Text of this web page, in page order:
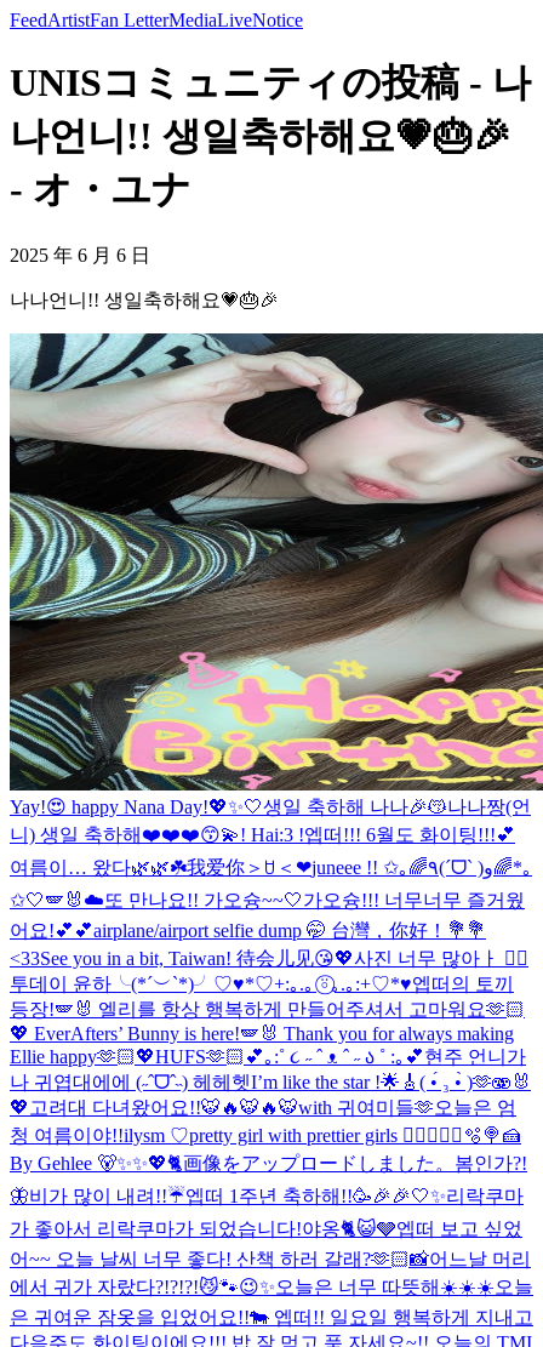
FeedArtistFan LetterMediaLiveNotice
UNISコミュニティの投稿 - 나
나언니!! 생일축하해요💗🎂🎉
- オ・ユナ
2025 年 6 月 6 日
나나언니!! 생일축하해요💗🎂🎉
Yay!😍 happy Nana Day!💖✨🤍생일 축하해 나나🎉😽나나짱(언
니) 생일 축하해❤️❤️❤️😙💫! Hai:3 !엡떠!!! 6월도 화이팅!!!💕
여름이… 왔다🌿🌿☘️我爱你＞ꇴ＜❤︎juneee !! ✩｡🌈٩(ˊᗜˋ )و🌈*｡
✩🤍🪽🐰☁️또 만나요!! 가오슝~~🤍가오슝!!! 너무너무 즐거웠
어요!💕💕airplane/airport selfie dump 🤭 台灣，你好！💐💐
<33See you in a bit, Taiwan! 待会儿见😘💖사진 너무 많아ㅏ 😵‍💫
투데이 윤하╰(*´︶`*)╯♡♥*♡+:｡.｡ ⍤⃝｡.｡:+♡*♥엡떠의 토끼
등장!🪽🐰 엘리를 항상 행복하게 만들어주셔서 고마워요🫶🏻
💖 EverAfters’ Bunny is here!🪽🐰 Thank you for always making
Ellie happy🫶🏻💖HUFS🫶🏻 💕｡:˚ ૮ ˶ ˆ ᴥ ˆ ˶ ა ˚ :｡💕현주 언니가
나 귀엽대에에 (˶ˆᗜˆ˵) 헤헤헷I’m like the star !🌟🎸 ( •́ ₃ •̀ )🫶🫨🐰
💖 고려대 다녀왔어요!!🐯🔥🐯🔥🐯with 귀여미들🫶오늘은 엄
청 여름이야!!ilysm ♡pretty girl with prettier girls 😮‍💨 🧑‍🍳🐰🫧🍭🍰
By Gehlee 🐻✨✨💖🐈画像をアップロードしました。 봄인가?!
🦋비가 많이 내려!!☔️엡떠 1주년 축하해!!🥳🎉🎉🤍✨리락쿠마
가 좋아서 리락쿠마가 되었습니다!야옹🐈😺🩶엡떠 보고 싶었
어~~ 오늘 날씨 너무 좋다! 산책 하러 갈래?🫶🏻📸어느날 머리
에서 귀가 자랐다?!?!?!😼🐾😉✨오늘은 너무 따뜻해☀️☀️☀️오늘
은 귀여운 잠옷을 입었어요!!🐄 엡떠!! 일요일 행복하게 지내고
다음주도 화이팅이에요!!! 밥 잘 먹고 푹 자세요~!! 오늘의 TMI